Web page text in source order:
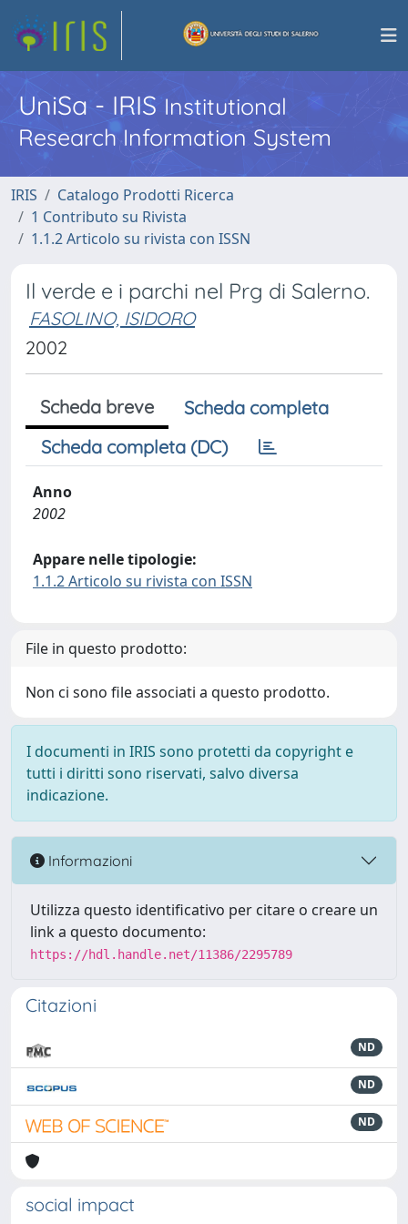
UniSa - IRISInstitutional
Research Information System
IRIS
Catalogo Prodotti Ricerca
1 Contributo su Rivista
1.1.2 Articolo su rivista con ISSN
Il verde e i parchi nel Prg di Salerno.
FASOLINO, ISIDORO
2002
Scheda breve
Scheda completa
Scheda completa (DC)
Anno
2002
Appare nelle tipologie:
1.1.2 Articolo su rivista con ISSN
File in questo prodotto:
Non ci sono file associati a questo prodotto.
I documenti in IRIS sono protetti da copyright e
tutti i diritti sono riservati, salvo diversa
indicazione.
Informazioni
Utilizza questo identificativo per citare o creare un
link a questo documento:
https://hdl.handle.net/11386/2295789
Citazioni
ND
ND
ND
social impact